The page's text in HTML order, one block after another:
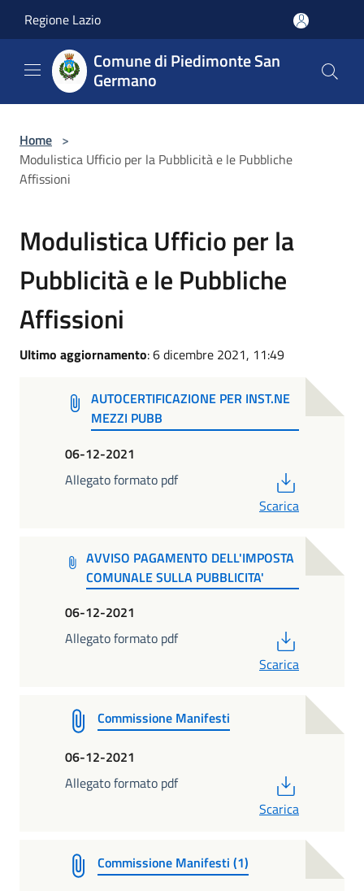
Regione Lazio
Comune di Piedimonte San
Germano
Home >
Modulistica Ufficio per la Pubblicità e le Pubbliche
Affissioni
Modulistica Ufficio per la
Pubblicità e le Pubbliche
Affissioni
Ultimo aggiornamento: 6 dicembre 2021, 11:49
AUTOCERTIFICAZIONE PER INST.NE
MEZZI PUBB
06-12-2021
Allegato formato pdf
Scarica
AVVISO PAGAMENTO DELL'IMPOSTA
COMUNALE SULLA PUBBLICITA'
06-12-2021
Allegato formato pdf
Scarica
Commissione Manifesti
06-12-2021
Allegato formato pdf
Scarica
Commissione Manifesti (1)